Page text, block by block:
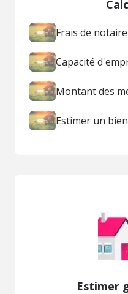
Frais de notaire
Capacité
Montant des
Estimer un bien
Estimer